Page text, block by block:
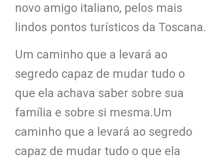
novo amigo italiano, pelos mais
lindos pontos turísticos da Toscana.
Um caminho que a levará ao
segredo capaz de mudar tudo o
que ela achava saber sobre sua
família e sobre si mesma.Um
caminho que a levará ao segredo
capaz de mudar tudo o que ela